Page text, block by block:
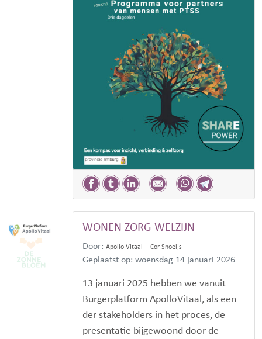
WONEN ZORG WELZIJN
Door: Apollo Vitaal - Cor Snoeijs
Geplaatst op: woensdag 14 januari 2026
13 januari 2025 hebben we vanuit
Burgerplatform ApolloVitaal, als een
der stakeholders in het proces, de
presentatie bijgewoond door de